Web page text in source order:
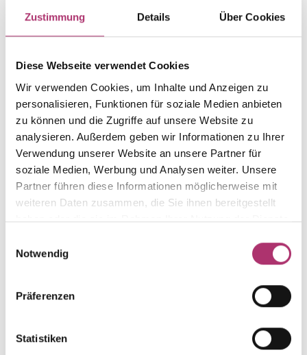
Zustimmung Details Über Cookies
Diese Webseite verwendet Cookies
Wir verwenden Cookies, um Inhalte und Anzeigen zu
personalisieren, Funktionen für soziale Medien anbieten
zu können und die Zugriffe auf unsere Website zu
analysieren. Außerdem geben wir Informationen zu Ihrer
Verwendung unserer Website an unsere Partner für
soziale Medien, Werbung und Analysen weiter. Unsere
Partner führen diese Informationen möglicherweise mit
weiteren Daten zusammen, die Sie ihnen bereitgestellt
haben oder die sie im Rahmen Ihrer Nutzung der Dienste
Notwendig
Präferenzen
Statistiken
Ring
Gold
-
1.50.4652.GG.585.018.0
EAN
9010595534744
Metal Fineness
Metal Color
yellow gold
Alternative
-
white
Diamond
Gem
Ring Width